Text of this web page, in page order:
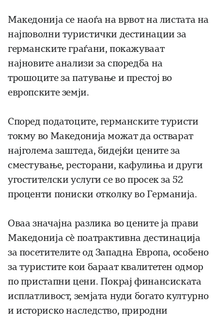
Македонија се наоѓа на врвот на листата на
најповолни туристички дестинации за
германските граѓани, покажуваат
најновите анализи за споредба на
трошоците за патување и престој во
европските земји.
Според податоците, германските туристи
токму во Македонија можат да остварат
најголема заштеда, бидејќи цените за
сместување, ресторани, кафулиња и други
угостителски услуги се во просек за 52
проценти пониски отколку во Германија.
Оваа значајна разлика во цените ја прави
Македонија сѐ поатрактивна дестинација
за посетителите од Западна Европа, особено
за туристите кои бараат квалитетен одмор
по пристапни цени. Покрај финансиската
исплатливост, земјата нуди богато културно
и историско наследство, природни